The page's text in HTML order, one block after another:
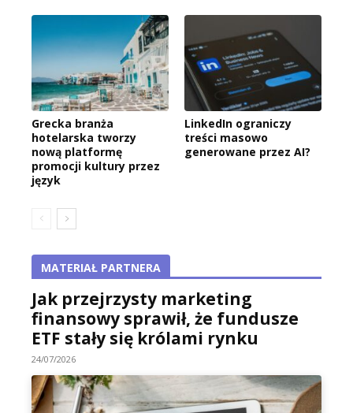
Grecka branża
hotelarska tworzy
nową platformę
promocji kultury przez
język
LinkedIn ograniczy
treści masowo
generowane przez AI?
MATERIAŁ PARTNERA
Jak przejrzysty marketing
finansowy sprawił, że fundusze
ETF stały się królami rynku
24/07/2026